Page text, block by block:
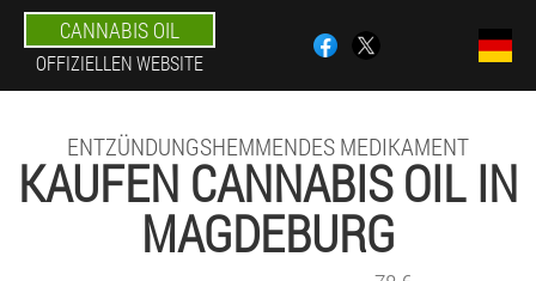
CANNABIS OIL
OFFIZIELLEN WEBSITE
ENTZÜNDUNGSHEMMENDES MEDIKAMENT
KAUFEN CANNABIS OIL IN
MAGDEBURG